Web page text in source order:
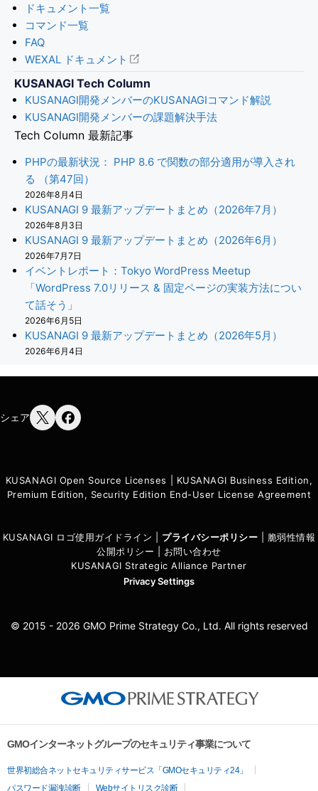
ドキュメント一覧
コマンド一覧
FAQ
WEXAL ドキュメント
KUSANAGI Tech Column
KUSANAGI開発メンバーのKUSANAGIコマンド解説
KUSANAGI開発メンバーの課題解決手法
Tech Column 最新記事
PHPの最新状況： PHP 8.6 で関数の部分適用が導入され
る （第47回）
2026年8月4日
KUSANAGI 9 最新アップデートまとめ（2026年7月）
2026年8月3日
KUSANAGI 9 最新アップデートまとめ（2026年6月）
2026年7月7日
イベントレポート：Tokyo WordPress Meetup
「WordPress 7.0リリース & 固定ページの実装方法につい
て話そう」
2026年6月5日
KUSANAGI 9 最新アップデートまとめ（2026年5月）
2026年6月4日
シェア
KUSANAGI Open Source Licenses
KUSANAGI Business Edition,
Premium Edition, Security Edition End-User License Agreement
KUSANAGI ロゴ使用ガイドライン プライバシーポリシー
脆弱性情報
公開ポリシー
お問い合わせ
KUSANAGI Strategic Alliance Partner
Privacy Settings
© 2015 - 2026 GMO Prime Strategy Co., Ltd. All rights reserved
GMOインターネットグループのセキュリティ事業について
世界初総合ネットセキュリティサービス「GMOセキュリティ24」
パスワード漏洩診断
Webサイトリスク診断